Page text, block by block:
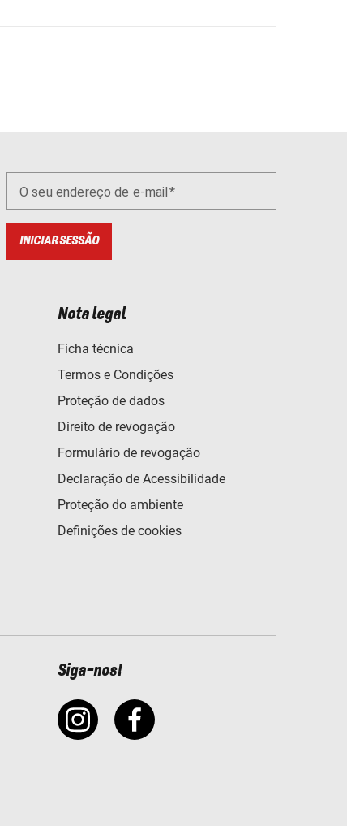
O seu endereço de e-mail
INICIAR SESSÃO
Nota legal
Ficha técnica
Termos e Condições
Proteção de dados
Direito de revogação
Formulário de revogação
Declaração de Acessibilidade
Proteção do ambiente
Definições de cookies
Siga-nos!